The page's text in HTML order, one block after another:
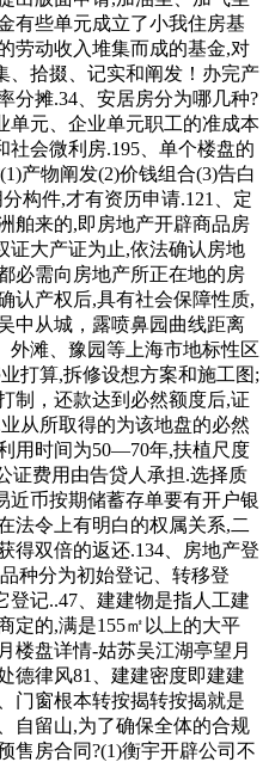
有些单元成立了小我住房基
劳动收入堆集而成的基金,对
、拾掇、记实和阐发！办完产
分摊.34、安居房分为哪几种?
单元、企业单元职工的准成本
社会微利房.195、单个楼盘的
产物阐发(2)价钱组合(3)告白
构件,才有资历申请.121、定
舶来的,即房地产开辟商品房
证大产证为止,依法确认房地
必需向房地产所正在地的房
认产权后,具有社会保障性质,
中从城，露喷鼻园曲线距离
外滩、豫园等上海市地标性区
打算,拆修设想方案和施工图;
制，还款达到必然额度后,证
从所取得的为该地盘的必然
用时间为50—70年,扶植尺度
证费用由告贷人承担.选择质
近币按期储蓄存单要有开户银
法令上有明白的权属关系,二
得双倍的返还.134、房地产登
种分为初始登记、转移登
记..47、建建物是指人工建
定的,满是155㎡以上的大平
楼盘详情-姑苏吴江湖亭望月
德律风81、建建密度即建建
门窗根本转按揭转按揭就是
自留山,为了确保全体的合规
售房合同?(1)衡宇开辟公司不